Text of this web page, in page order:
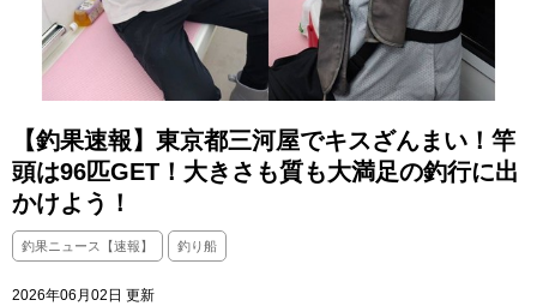
【釣果速報】東京都三河屋でキスざんまい！竿
頭は96匹GET！大きさも質も大満足の釣行に出
かけよう！
釣果ニュース【速報】 釣り船
2026年06月02日 更新